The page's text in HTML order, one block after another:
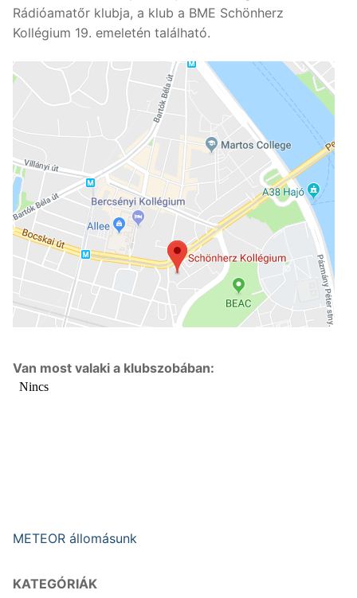
Rádióamatőr klubja, a klub a BME Schönherz
Kollégium 19. emeletén található.
Van most valaki a klubszobában:
METEOR állomásunk
KATEGÓRIÁK